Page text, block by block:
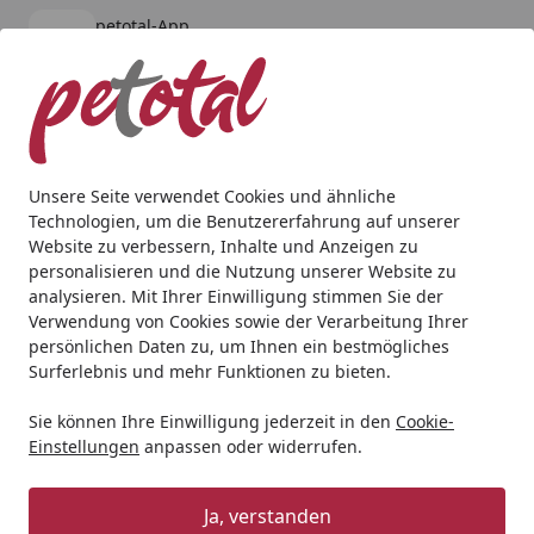
Unsere Seite verwendet Cookies und ähnliche
Technologien, um die Benutzererfahrung auf unserer
Website zu verbessern, Inhalte und Anzeigen zu
personalisieren und die Nutzung unserer Website zu
analysieren. Mit Ihrer Einwilligung stimmen Sie der
Verwendung von Cookies sowie der Verarbeitung Ihrer
persönlichen Daten zu, um Ihnen ein bestmögliches
Surferlebnis und mehr Funktionen zu bieten.
Sie können Ihre Einwilligung jederzeit in den Cookie-
Einstellungen anpassen oder widerrufen.
Ja, verstanden
petotal-App
kostenlos - Im App Store
Alle Produkte
Mein Konto
Suchen
Startseite
Katze Katzennassfutter Mjamjam MJAMJAM Leckere
MJAMJAM Leckere Mahlzeit 800g
Dose Katzennassfutter Insekt mit
vorzüglichem Kalb